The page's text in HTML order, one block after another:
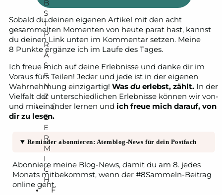
B
S
T
P
R
Ä
S
E
N
Z
Ü
B
E
R
M
I
C
H
F
Sobald du deinen eigenen Artikel mit den acht
gesammelten Momenten von heute parat hast, kannst
du deinen Link unten im Kommentar setzen. Meine
8 Punkte ergänze ich im Laufe des Tages.
Ich freue mich auf deine Erlebnisse und danke dir im
Voraus fürs Teilen! Jeder und jede ist in der eigenen
Wahrnehmung einzigartig! Was du erlebst, zählt. In der
Vielfalt der unterschiedlichen Erlebnisse können wir von-
und miteinander lernen und ich freue mich darauf, von
dir zu lesen.
Reminder abonnieren: Atemblog-News für dein Postfach
Abonniere meine Blog-News, damit du am 8. jedes
Monats mitbekommst, wenn der #8Sammeln-Beitrag
online geht.